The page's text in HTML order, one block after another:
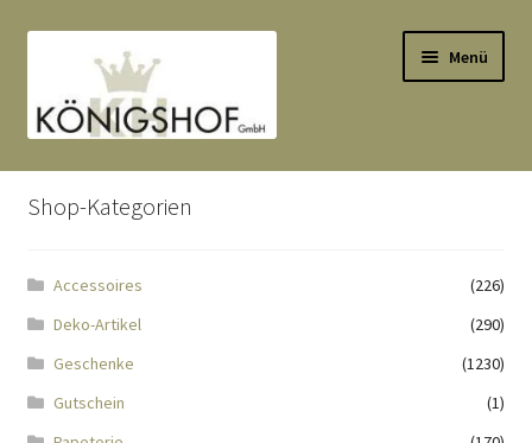
Navigation
springen
springen
Menü
Start
Anlässe
Datenauszug
Shop-Kategorien
Accessoires
(226)
Deko-Artikel
(290)
Geschenke
(1230)
Gutschein
(1)